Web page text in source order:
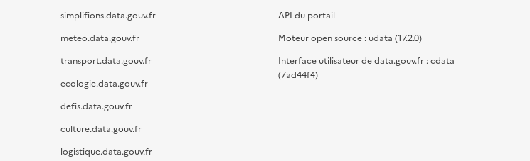
simplifions.data.gouv.fr
meteo.data.gouv.fr
transport.data.gouv.fr
ecologie.data.gouv.fr
defis.data.gouv.fr
culture.data.gouv.fr
logistique.data.gouv.fr
API du portail
Moteur open source : udata (17.2.0)
Interface utilisateur de data.gouv.fr : cdata
(7ad44f4)